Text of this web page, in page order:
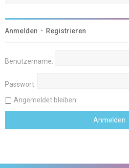
Anmelden • Registrieren
Benutzername:
Passwort:
Angemeldet bleiben